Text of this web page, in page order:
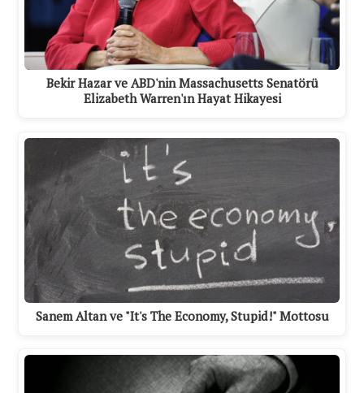
Bekir Hazar ve ABD'nin Massachusetts Senatörü
Elizabeth Warren'ın Hayat Hikayesi
Sanem Altan ve "It's The Economy, Stupid!" Mottosu